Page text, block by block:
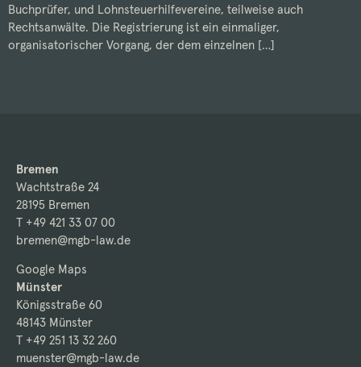
Buchprüfer, und Lohnsteuerhilfevereine, teilweise auch
Rechtsanwälte. Die Registrierung ist ein einmaliger,
organisatorischer Vorgang, der dem einzelnen […]
Bremen
Wachtstraße 24
28195 Bremen
T +49 421 33 07 00
bremen@mgb-law.de
Google Maps
Münster
Königsstraße 60
48143 Münster
T +49 251 13 32 260
muenster@mgb-law.de